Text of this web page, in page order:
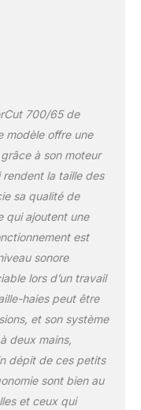
effort, même
700/65 de
modèle offre une
à son moteur
rendent la taille des
sa qualité de
qui ajoutent une
est
sonore
lors d’un travail
haies peut être
et son système
deux mains,
dépit de ces petits
sont bien au
et ceux qui